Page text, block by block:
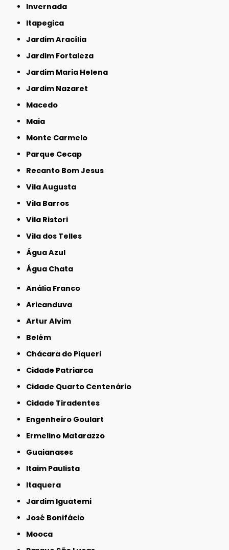
Invernada
Itapegica
Jardim Aracília
Jardim Fortaleza
Jardim Maria Helena
Jardim Nazaret
Macedo
Maia
Monte Carmelo
Parque Cecap
Recanto Bom Jesus
Vila Augusta
Vila Barros
Vila Ristori
Vila dos Telles
Água Azul
Água Chata
Anália Franco
Aricanduva
Artur Alvim
Belém
Chácara do Piqueri
Cidade Patriarca
Cidade Quarto Centenário
Cidade Tiradentes
Engenheiro Goulart
Ermelino Matarazzo
Guaianases
Itaim Paulista
Itaquera
Jardim Iguatemi
José Bonifácio
Mooca